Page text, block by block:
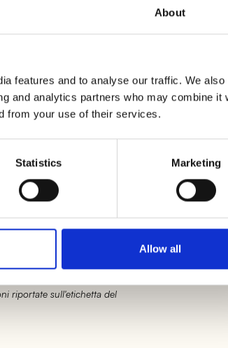
About
features and to analyse our traffic. We also
and analytics partners who may combine it
from your use of their services.
Statistics Marketing
Allow all
Aggiungere il
ma grossolano
fino a raggiungere
Posizionare al
con l’aiuto di una
ogni fiadone e
presenti su questa
riportate sull'etichetta del